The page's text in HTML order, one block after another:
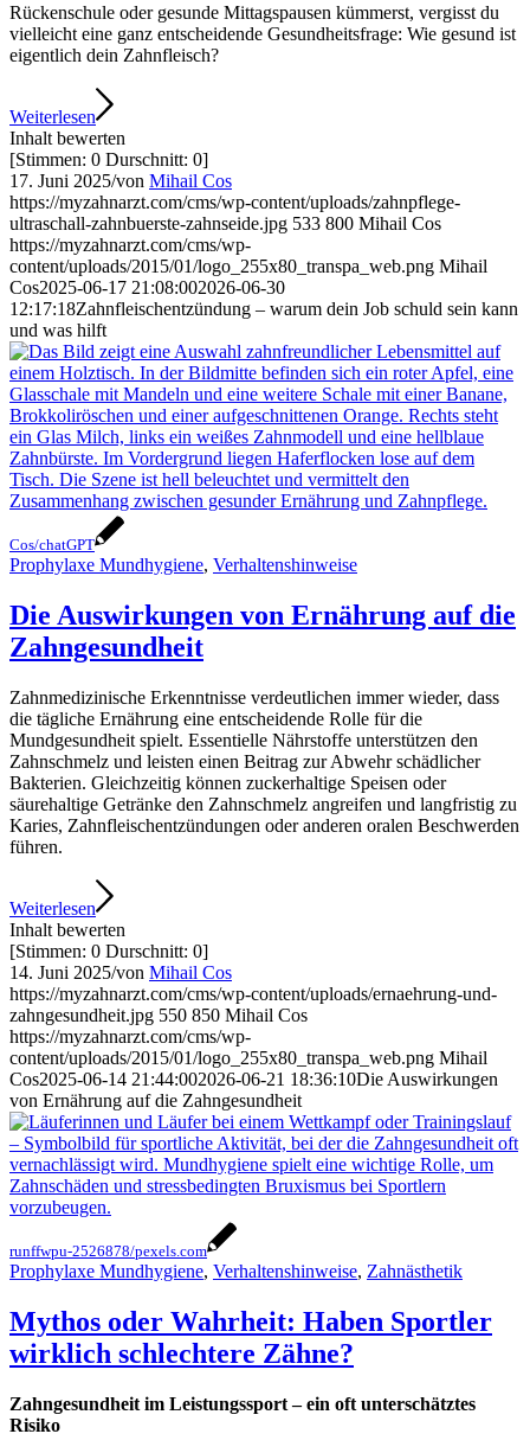
Rückenschule oder gesunde Mittagspausen kümmerst, vergisst du
vielleicht eine ganz entscheidende Gesundheitsfrage: Wie gesund ist
eigentlich dein Zahnfleisch?
Weiterlesen
Inhalt bewerten
[Stimmen: 0 Durschnitt: 0]
17. Juni 2025/von Mihail Cos
https://myzahnarzt.com/cms/wp-content/uploads/zahnpflege-
ultraschall-zahnbuerste-zahnseide.jpg 533 800 Mihail Cos
https://myzahnarzt.com/cms/wp-
content/uploads/2015/01/logo_255x80_transpa_web.png Mihail
Cos2025-06-17 21:08:002026-06-30
12:17:18Zahnfleischentzündung – warum dein Job schuld sein kann
und was hilft
Cos/chatGPT
Prophylaxe Mundhygiene, Verhaltenshinweise
Die Auswirkungen von Ernährung auf die
Zahngesundheit
Zahnmedizinische Erkenntnisse verdeutlichen immer wieder, dass
die tägliche Ernährung eine entscheidende Rolle für die
Mundgesundheit spielt. Essentielle Nährstoffe unterstützen den
Zahnschmelz und leisten einen Beitrag zur Abwehr schädlicher
Bakterien. Gleichzeitig können zuckerhaltige Speisen oder
säurehaltige Getränke den Zahnschmelz angreifen und langfristig zu
Karies, Zahnfleischentzündungen oder anderen oralen Beschwerden
führen.
Weiterlesen
Inhalt bewerten
[Stimmen: 0 Durschnitt: 0]
14. Juni 2025/von Mihail Cos
https://myzahnarzt.com/cms/wp-content/uploads/ernaehrung-und-
zahngesundheit.jpg 550 850 Mihail Cos
https://myzahnarzt.com/cms/wp-
content/uploads/2015/01/logo_255x80_transpa_web.png Mihail
Cos2025-06-14 21:44:002026-06-21 18:36:10Die Auswirkungen
von Ernährung auf die Zahngesundheit
runffwpu-2526878/pexels.com
Prophylaxe Mundhygiene, Verhaltenshinweise, Zahnästhetik
Mythos oder Wahrheit: Haben Sportler
wirklich schlechtere Zähne?
Zahngesundheit im Leistungssport – ein oft unterschätztes
Risiko